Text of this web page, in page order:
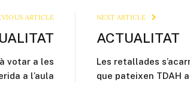
ARTICLE
votar a les
a l’aula
NEXT ARTICLE
ACTUALITAT
Les retallades
que pateixen TDAH